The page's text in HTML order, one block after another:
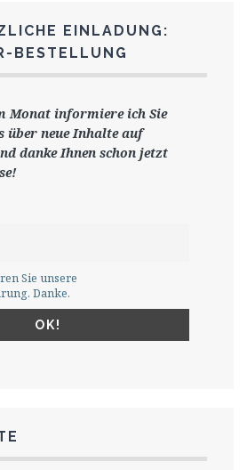
EINLADUNG:
BESTELLUNG
Monat informiere ich Sie
über neue Inhalte auf
danke Ihnen schon jetzt
Sie unsere
Danke.